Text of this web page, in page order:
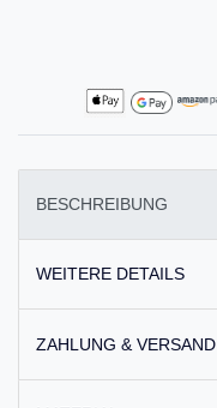
BESCHREIBUNG
WEITERE DETAILS
ZAHLUNG & VERSAND